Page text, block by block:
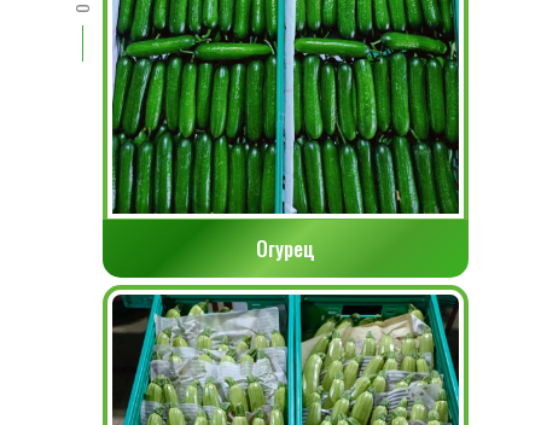
Огурец